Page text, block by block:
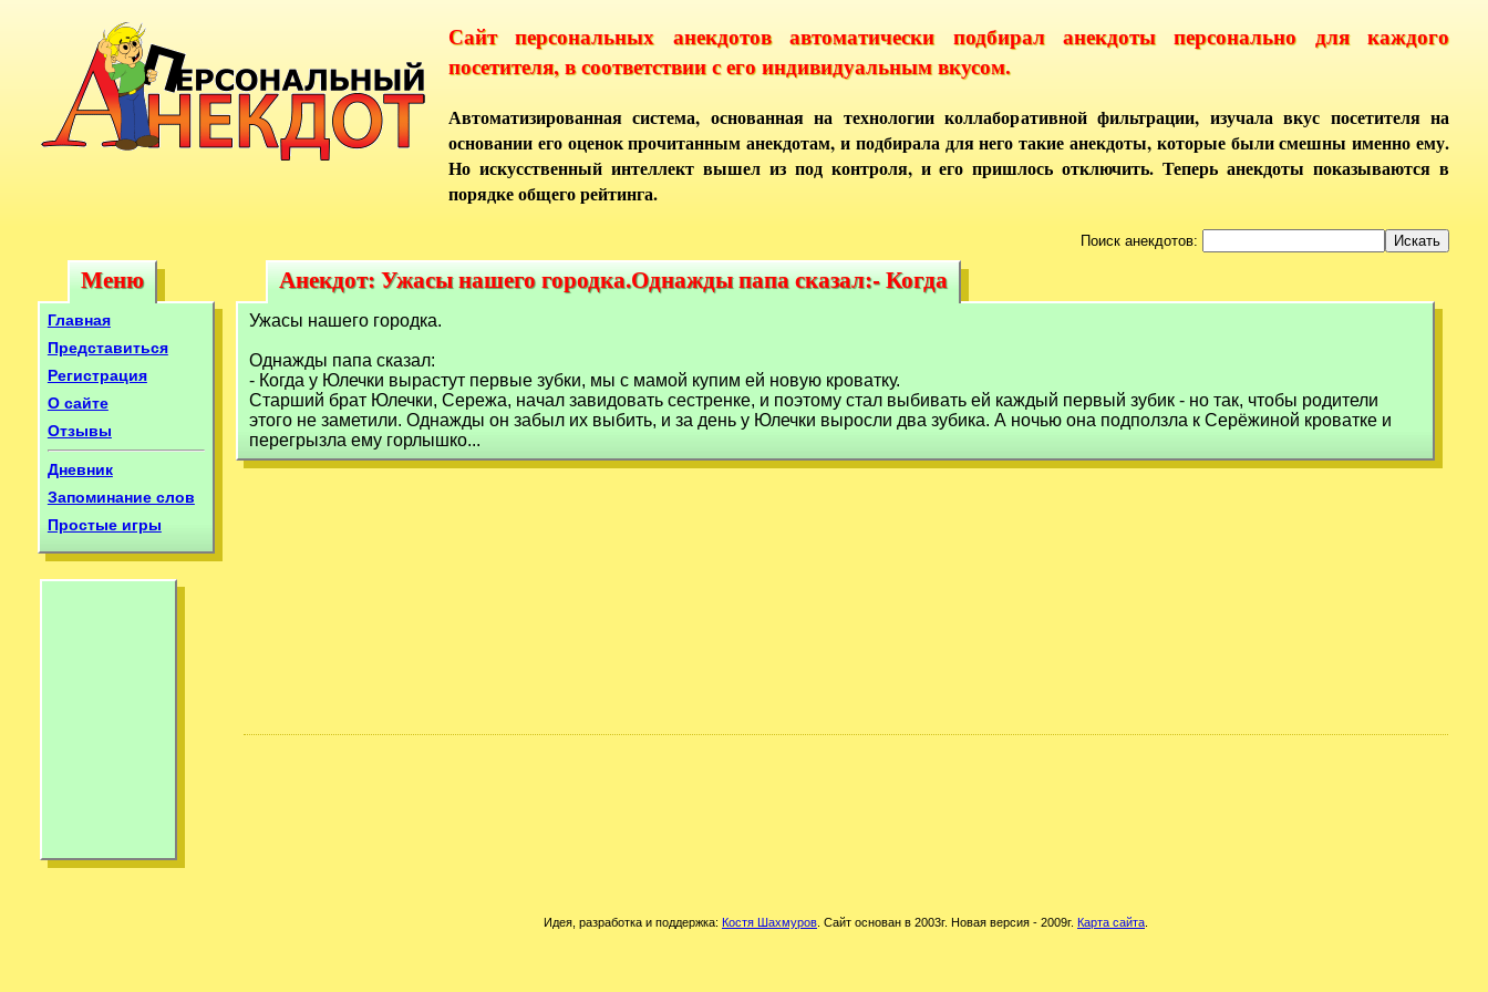
Сайт персональных анекдотов автоматически подбирал анекдоты персонально для каждого
посетителя, в соответствии с его индивидуальным вкусом.
Автоматизированная система, основанная на технологии коллаборативной фильтрации, изучала вкус посетителя на
основании его оценок прочитанным анекдотам, и подбирала для него такие анекдоты, которые были смешны именно ему.
Но искусственный интеллект вышел из под контроля, и его пришлось отключить. Теперь анекдоты показываются в
порядке общего рейтинга.
Поиск анекдотов:
Меню
Меню
Главная
Представиться
Регистрация
О сайте
Отзывы
Дневник
Запоминание слов
Простые игры
Анекдот: Ужасы нашего городка.Однажды папа сказал:- Когда
Анекдот: Ужасы нашего городка.Однажды папа сказал:- Когда
Ужасы нашего городка.
Однажды папа сказал:
- Когда у Юлечки вырастут первые зубки, мы с мамой купим ей новую кроватку.
Старший брат Юлечки, Сережа, начал завидовать сестренке, и поэтому стал выбивать ей каждый первый зубик - но так, чтобы родители
этого не заметили. Однажды он забыл их выбить, и за день у Юлечки выросли два зубика. А ночью она подползла к Серёжиной кроватке и
перегрызла ему горлышко...
Идея, разработка и поддержка: Костя Шахмуров . Сайт основан в 2003г. Новая версия - 2009г. Карта сайта